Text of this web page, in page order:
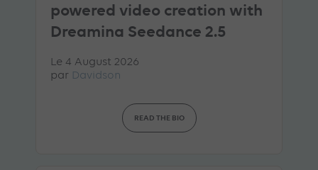
powered video creation with
Dreamina Seedance 2.5
Le 4 August 2026
par Davidson
READ THE BIO